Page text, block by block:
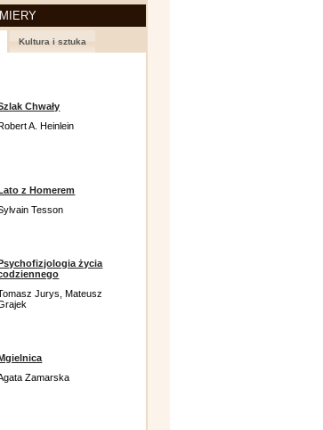
Kultura i sztuka
Chwały
A. Heinlein
z Homerem
Tesson
życia
Jurys, Mateusz
Zamarska